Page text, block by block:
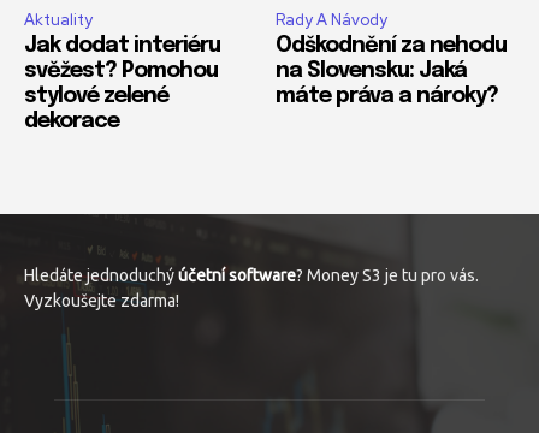
Aktuality
Jak dodat interiéru
svěžest? Pomohou
stylové zelené
dekorace
Rady A Návody
Odškodnění za nehodu
na Slovensku: Jaká
máte práva a nároky?
Hledáte jednoduchýúčetní software? Money S3 je tu pro vás.
Vyzkoušejte zdarma!